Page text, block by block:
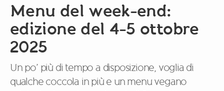
Menu del week-end:
edizione del 4-5 ottobre
2025
Un po’ più di tempo a disposizione, voglia di
qualche coccola in più e un menu vegano